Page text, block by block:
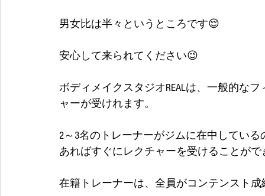
男女比は半々というところです😌
安心して来られてください😉
ボディメイクスタジオREALは、一般的な
ャーが受けれます。
2～3名のトレーナーがジムに在中してい
あればすぐにレクチャーを受けることがで
在籍トレーナーは、全員がコンテンスト